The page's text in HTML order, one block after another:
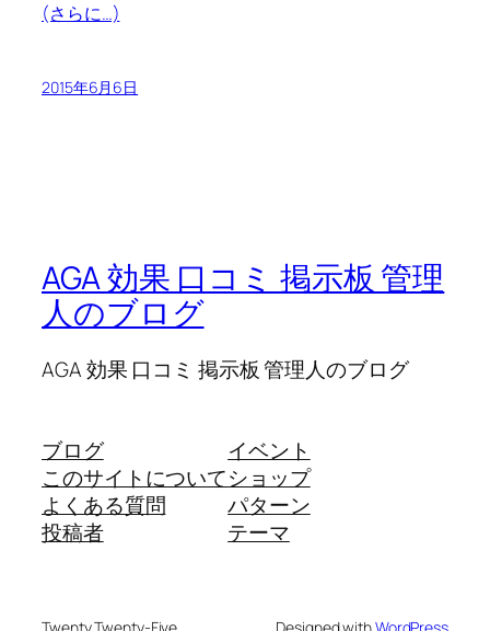
(さらに…)
2015年6月6日
AGA 効果 口コミ 掲示板 管理
人のブログ
AGA 効果 口コミ 掲示板 管理人のブログ
ブログ
このサイトについて
よくある質問
投稿者
イベント
ショップ
パターン
テーマ